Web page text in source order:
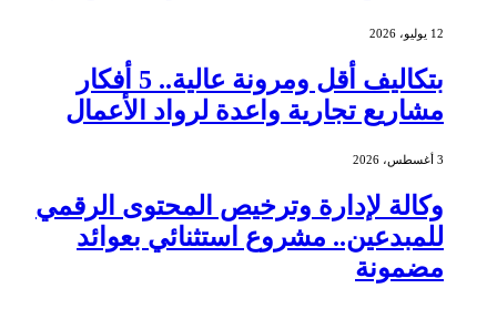
12 يوليو، 2026
بتكاليف أقل ومرونة عالية.. 5 أفكار
مشاريع تجارية واعدة لرواد الأعمال
3 أغسطس، 2026
وكالة لإدارة وترخيص المحتوى الرقمي
للمبدعين.. مشروع استثنائي بعوائد
مضمونة